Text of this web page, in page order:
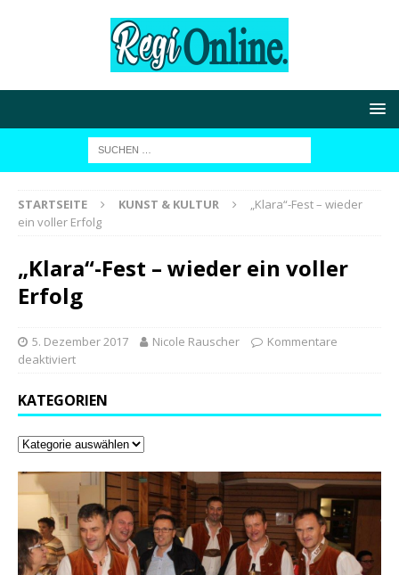
STARTSEITE KUNST & KULTUR
„Klara“-Fest – wieder
ein voller Erfolg
„Klara“-Fest – wieder ein voller
Erfolg
5. Dezember 2017 Nicole Rauscher
Kommentare
deaktiviert
KATEGORIEN